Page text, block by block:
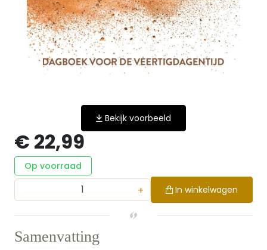
Bekijk voorbeeld
€ 22,99
Op voorraad
+ In winkelwagen
Samenvatting